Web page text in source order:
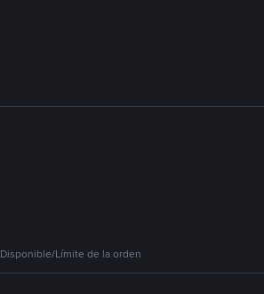
Disponible/Límite de la orden